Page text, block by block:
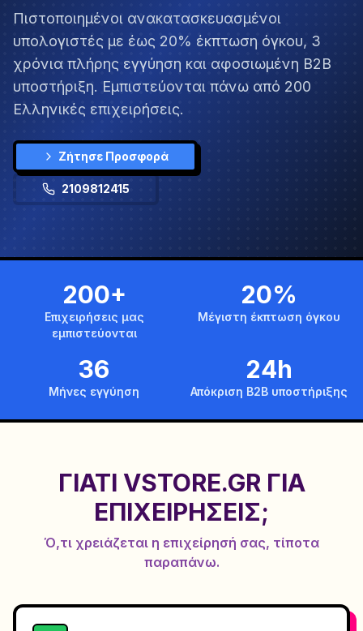
Πιστοποιημένοι ανακατασκευασμένοι
υπολογιστές με έως 20% έκπτωση όγκου, 3
χρόνια πλήρης εγγύηση και αφοσιωμένη B2B
υποστήριξη. Εμπιστεύονται πάνω από 200
Ελληνικές επιχειρήσεις.
Ζήτησε Προσφορά
2109812415
200+
Επιχειρήσεις μας
εμπιστεύονται
20%
Μέγιστη έκπτωση όγκου
36
Μήνες εγγύηση
24h
Απόκριση B2B υποστήριξης
ΓΙΑΤΊ VSTORE.GR ΓΙΑ
ΕΠΙΧΕΙΡΉΣΕΙΣ;
Ό,τι χρειάζεται η επιχείρησή σας, τίποτα
παραπάνω.